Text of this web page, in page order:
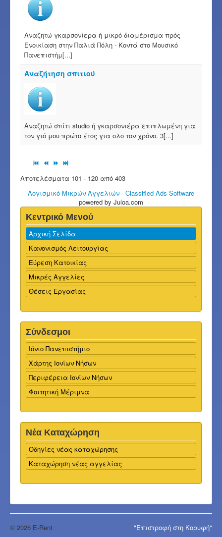
Αναζητώ γκαρσονίερα ή μικρό διαμέρισμα πρός
Ενοικίαση στην Παλιά Πόλη - Κοντά στο Μουσικό
Πανεπιστήμ[...]
Αναζήτηση σπιτιού
Αναζητώ σπίτι studio ή γκαρσονιέρα επιπλωμένη για
τον γιό μου πρώτο έτος για ολο τον χρόνο. 3[...]
Αποτελέσματα 101 - 120 από 403
Λογισμικό Μικρών Αγγελιών - Classified Ads Software
powered by Juloa.com
Κεντρικό Μενού
Αρχική Σελίδα
Κανονισμός Λειτουργίας
Εύρεση Κατοικίας
Μικρές Αγγελίες
Θέσεις Εργασίας
Σύνδεσμοι
Ιόνιο Πανεπιστήμιο
Χάρτης Ιονίων Νήσων
Περιφέρεια Ιονίων Νήσων
Φοιτητική Μέριμνα
Νέα Καταχώρηση
Οδηγίες νέας καταχώρησης
Καταχώρηση νέας αγγελίας
"Επιστροφή στη Κορυφή"
© 2026 E-Rent